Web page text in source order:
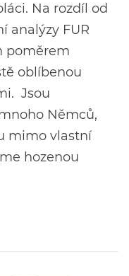
Na rozdíl od
analýzy FUR
poměrem
oblíbenou
Jsou
Němců,
mimo vlastní
hozenou